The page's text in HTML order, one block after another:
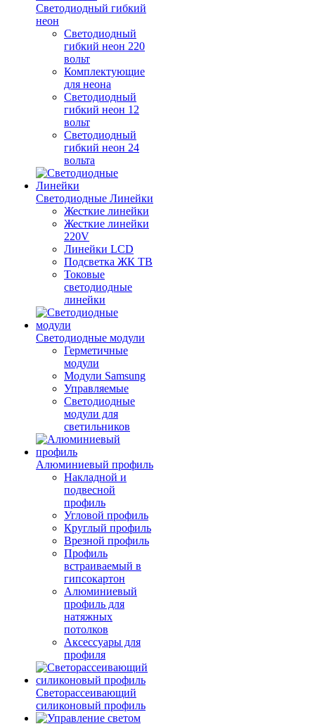
Светодиодный гибкий
неон
Светодиодный
гибкий неон 220
вольт
Комплектующие
для неона
Светодиодный
гибкий неон 12
вольт
Светодиодный
гибкий неон 24
вольта
Светодиодные Линейки
Жесткие линейки
Жесткие линейки
220V
Линейки LCD
Подсветка ЖК ТВ
Токовые
светодиодные
линейки
Светодиодные модули
Герметичные
модули
Модули Samsung
Управляемые
Светодиодные
модули для
светильников
Алюминиевый профиль
Накладной и
подвесной
профиль
Угловой профиль
Круглый профиль
Врезной профиль
Профиль
встраиваемый в
гипсокартон
Алюминиевый
профиль для
натяжных
потолков
Аксессуары для
профиля
Светорассеивающий
силиконовый профиль